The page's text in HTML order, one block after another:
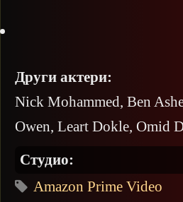
Други актери:
Nick Mohammed, Ben
Owen, Leart Dokle, Omid
Студио:
Amazon Prime Video